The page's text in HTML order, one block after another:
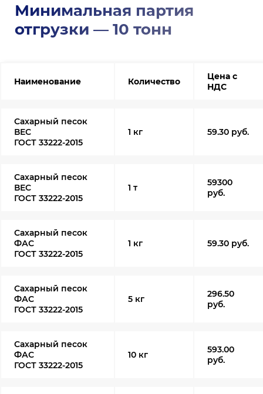
Минимальная партия
отгрузки — 10 тонн
Наименование Количество
Цена с
НДС
Сахарный песок
ВЕС
ГОСТ 33222-2015
1 кг 59.30 руб.
Сахарный песок
ВЕС
ГОСТ 33222-2015
1 т
59300
руб.
Сахарный песок
ФАС
ГОСТ 33222-2015
1 кг 59.30 руб.
Сахарный песок
ФАС
ГОСТ 33222-2015
5 кг
296.50
руб.
Сахарный песок
ФАС
ГОСТ 33222-2015
10 кг
593.00
руб.